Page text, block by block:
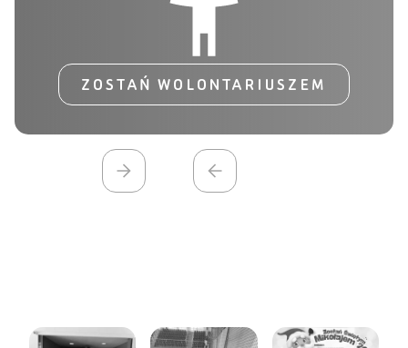
ZOSTAŃ WOLONTARIUSZEM